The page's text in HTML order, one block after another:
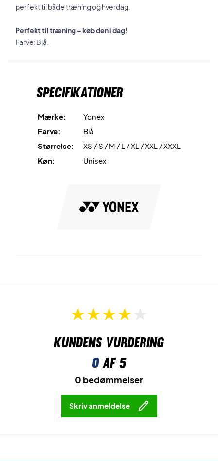
perfekt til både træning og hverdag.
Perfekt til træning – køb den i dag!
Farve: Blå.
Specifikationer
Mærke:
Yonex
Farve:
Blå
Størrelse:
XS / S / M / L / XL / XXL / XXXL
Køn:
Unisex
Kundens vurdering
0af 5
0 bedømmelser
Skriv anmeldelse